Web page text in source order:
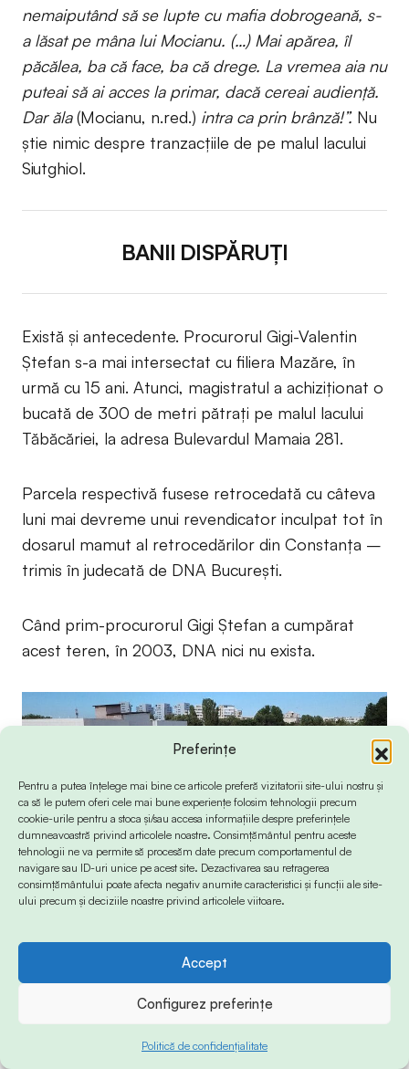
Preferințe
Pentru a putea înțelege mai bine ce articole preferă vizitatorii site-ului nostru și
ca să le putem oferi cele mai bune experiențe folosim tehnologii precum
cookie-urile pentru a stoca și/sau accesa informațiile despre preferințele
dumneavoastră privind articolele noastre. Consimțământul pentru aceste
tehnologii ne va permite să procesăm date precum comportamentul de
navigare sau ID-uri unice pe acest site. Dezactivarea sau retragerea
consimțământului poate afecta negativ anumite caracteristici și funcții ale site-
ului precum și deciziile noastre privind articolele viitoare.
Accept
Configurez preferințe
Politică de confidențialitate
nemaiputând să se lupte cu mafia dobrogeană, s-
a lăsat pe mâna lui Mocianu. (…) Mai apărea, îl
păcălea, ba că face, ba că drege. La vremea aia nu
puteai să ai acces la primar, dacă cereai audiență.
Dar ăla(Mocianu, n.red.) intra ca prin brânză!”. Nu
știe nimic despre tranzacțiile de pe malul lacului
Siutghiol.
BANII DISPĂRUȚI
Există și antecedente. Procurorul Gigi-Valentin
Ștefan s-a mai intersectat cu filiera Mazăre, în
urmă cu 15 ani. Atunci, magistratul a achiziționat o
bucată de 300 de metri pătrați pe malul lacului
Tăbăcăriei, la adresa Bulevardul Mamaia 281.
Parcela respectivă fusese retrocedată cu câteva
luni mai devreme unui revendicator inculpat tot în
dosarul mamut al retrocedărilor din Constanța –
trimis în judecată de DNA București.
Când prim-procurorul Gigi Ștefan a cumpărat
acest teren, în 2003, DNA nici nu exista.
Clădirea din imagine a fost construită pe terenul pe care
l-a deținut procurorul
În timp ce procurorul Gigi Ștefan beneficia de